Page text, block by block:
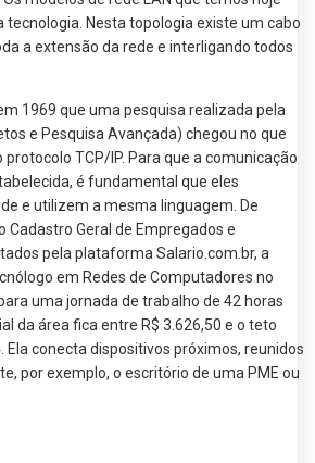
tecnologia. Nesta topologia existe um cabo
a extensão da rede e interligando todos
1969 que uma pesquisa realizada pela
e Pesquisa Avançada) chegou no que
TCP/IP. Para que a comunicação
é fundamental que eles
e utilizem a mesma linguagem. De
Cadastro Geral de Empregados e
pela plataforma Salario.com.br, a
em Redes de Computadores no
uma jornada de trabalho de 42 horas
da área fica entre R$ 3.626,50 e o teto
Ela conecta dispositivos próximos, reunidos
por exemplo, o escritório de uma PME ou